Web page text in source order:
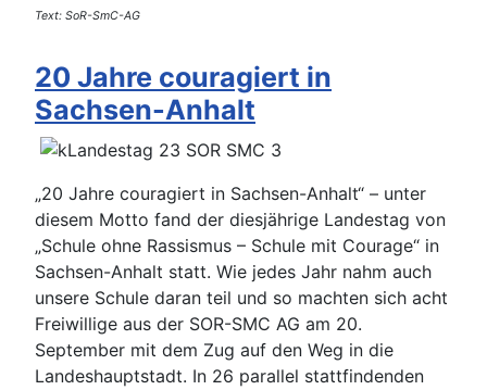
Text: SoR-SmC-AG
20 Jahre couragiert in
Sachsen-Anhalt
„20 Jahre couragiert in Sachsen-Anhalt“ – unter
diesem Motto fand der diesjährige Landestag von
„Schule ohne Rassismus – Schule mit Courage“ in
Sachsen-Anhalt statt. Wie jedes Jahr nahm auch
unsere Schule daran teil und so machten sich acht
Freiwillige aus der SOR-SMC AG am 20.
September mit dem Zug auf den Weg in die
Landeshauptstadt. In 26 parallel stattfindenden